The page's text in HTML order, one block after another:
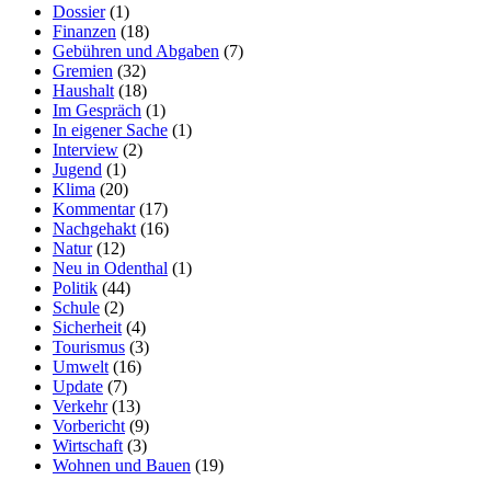
Dossier(1)
Finanzen (18)
Gebühren und Abgaben (7)
Gremien (32)
Haushalt (18)
Im Gespräch (1)
In eigener Sache (1)
Interview (2)
Jugend (1)
Klima (20)
Kommentar(17)
Nachgehakt (16)
Natur(12)
Neu in Odenthal (1)
Politik (44)
Schule (2)
Sicherheit (4)
Tourismus (3)
Umwelt (16)
Update (7)
Verkehr(13)
Vorbericht (9)
Wirtschaft (3)
Wohnen und Bauen (19)